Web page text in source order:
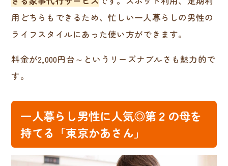
用どちらもできるため、忙しい一人暮らしの男性の
ライフスタイルにあった使い方ができます。
料金が2,000円台～というリーズナブルさも魅力的で
す。
一人暮らし男性に人気◎第２の母を
持てる「東京かあさん」